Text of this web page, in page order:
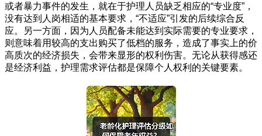
或者暴力事件的发生，就在于护理人员缺乏相应的“专业度”，
没有达到人岗相适的基本要求，“不适应”引发的后续综合反
应。另一方面，因为人员配备未能达到实际需要的专业要求，
则意味着用较高的支出购买了低档的服务，造成了事实上的价
高质次的经济损失，会带来显形的权利伤害。无论从获得感还
是经济利益，护理需求评估都是保障个人权利的关键要素。